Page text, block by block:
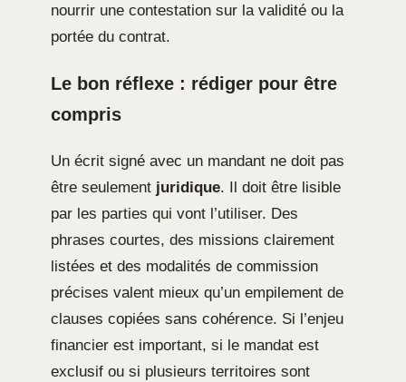
nourrir une contestation sur la validité ou la
portée du contrat.
Le bon réflexe : rédiger pour être
compris
Un écrit signé avec un mandant ne doit pas
être seulement juridique. Il doit être lisible
par les parties qui vont l’utiliser. Des
phrases courtes, des missions clairement
listées et des modalités de commission
précises valent mieux qu’un empilement de
clauses copiées sans cohérence. Si l’enjeu
financier est important, si le mandat est
exclusif ou si plusieurs territoires sont